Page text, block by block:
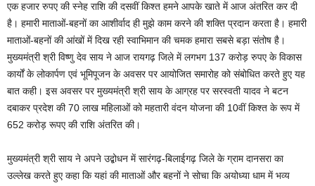
एक हजार रुपए की स्नेह राशि की दसवीं किश्त हमने आपके खाते में आज अंतरित कर दी
है। हमारी माताओं-बहनों का आशीर्वाद ही मुझे काम करने की शक्ति प्रदान करता है। हमारी
माताओं-बहनों की आंखों में दिख रही स्वाभिमान की चमक हमारा सबसे बड़ा संतोष है।
मुख्यमंत्री श्री विष्णु देव साय ने आज रायगढ़ जिले में लगभग 137 करोड़ रुपए के विकास
कार्यों के लोकार्पण एवं भूमिपूजन के अवसर पर आयोजित समारोह को संबोधित करते हुए यह
बात कही। इस अवसर पर मुख्यमंत्री श्री साय के आग्रह पर सरस्वती यादव ने बटन
दबाकर प्रदेश की 70 लाख महिलाओं को महतारी वंदन योजना की 10वीं किश्त के रूप में
652 करोड़ रूपए की राशि अंतरित की।
मुख्यमंत्री श्री साय ने अपने उद्बोधन में सारंगढ़-बिलाईगढ़ जिले के ग्राम दानसरा का
उल्लेख करते हुए कहा कि यहां की माताओं और बहनों ने सोचा कि अयोध्या धाम में भव्य